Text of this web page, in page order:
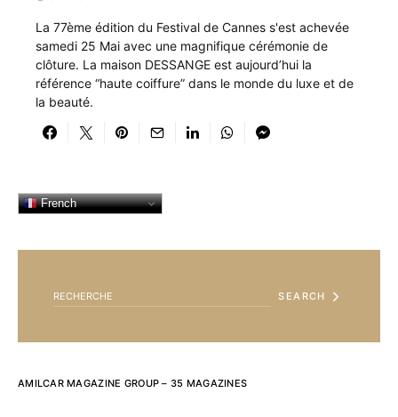
La 77ème édition du Festival de Cannes s'est achevée
samedi 25 Mai avec une magnifique cérémonie de
clôture. La maison DESSANGE est aujourd’hui la
référence “haute coiffure” dans le monde du luxe et de
la beauté.
French
SEARCH
AMILCAR MAGAZINE GROUP – 35 MAGAZINES